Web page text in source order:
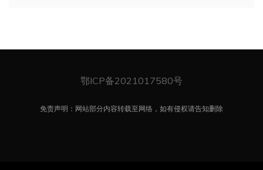
鄂ICP备2021017580号
免责声明：网站部分内容转载至网络，如有侵权请告知删除